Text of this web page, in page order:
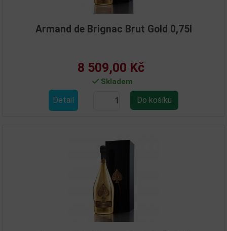
Armand de Brignac Brut Gold 0,75l
8 509,00 Kč
Skladem
Detail